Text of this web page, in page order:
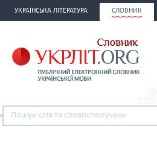
УКРАЇНСЬКА ЛІТЕРАТУРА СЛОВНИК